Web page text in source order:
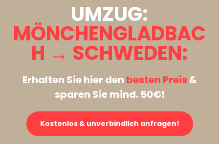
UMZUG:
MÖNCHENGLADBAC
H → SCHWEDEN:
Erhalten Sie hier den besten Preis&
sparen Sie mind. 50€!
Kostenlos & unverbindlich anfragen!